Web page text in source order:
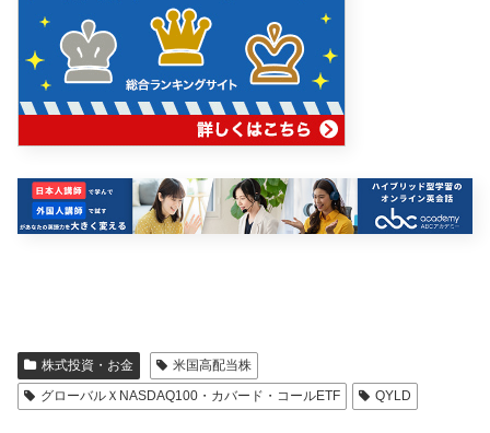
株式投資・お金
米国高配当株
グローバルＸNASDAQ100・カバード・コールETF
QYLD